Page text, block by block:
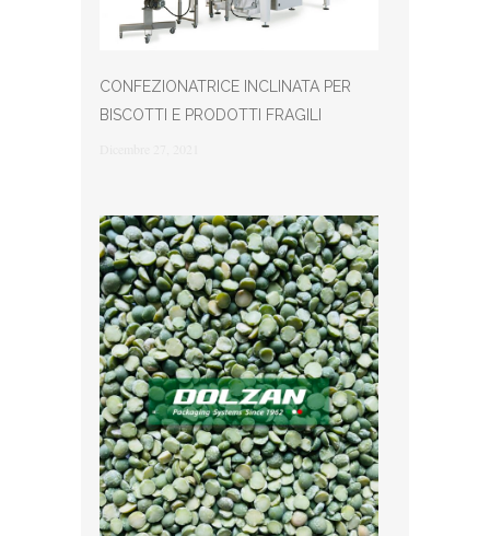
CONFEZIONATRICE INCLINATA PER
BISCOTTI E PRODOTTI FRAGILI